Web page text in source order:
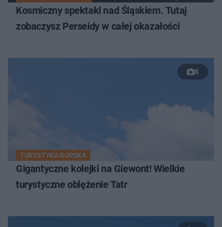
Kosmiczny spektakl nad Śląskiem. Tutaj
zobaczysz Perseidy w całej okazałości
8
TURYSTYKA GÓRSKA
Gigantyczne kolejki na Giewont! Wielkie
turystyczne oblężenie Tatr